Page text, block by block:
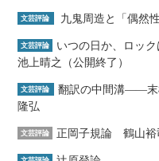
文芸評論 九鬼周造と「偶然
文芸評論
いつの日か、ロッ
池上晴之（公開終了）
文芸評論
翻訳の中間溝――
隆弘
文芸評論 正岡子規論 鶴山裕